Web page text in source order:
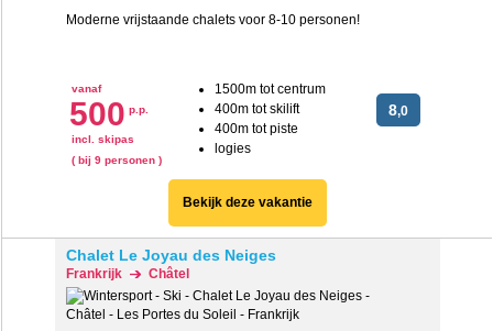
Moderne vrijstaande chalets voor 8-10 personen!
vanaf
500 p.p.
incl. skipas
( bij 9 personen )
1500m tot centrum
400m tot skilift
400m tot piste
logies
8,0
Bekijk deze vakantie
Chalet Le Joyau des Neiges
Frankrijk Châtel